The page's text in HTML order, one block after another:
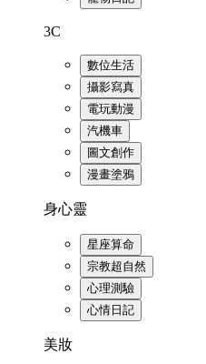
3C
數位生活
攝影寫真
電玩動漫
汽機車
圖文創作
漫畫塗鴉
身心靈
星座算命
宗教超自然
心理測驗
心情日記
美妝